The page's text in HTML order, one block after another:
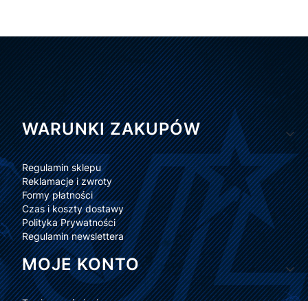
Linki w stopce
WARUNKI ZAKUPÓW
Regulamin sklepu
Reklamacje i zwroty
Formy płatności
Czas i koszty dostawy
Polityka Prywatności
Regulamin newslettera
MOJE KONTO